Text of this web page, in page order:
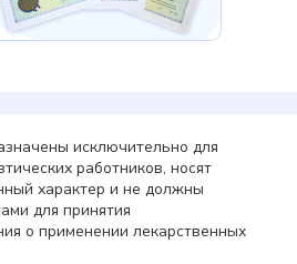
исключительно для
работников, носят
характер и не должны
для принятия
о применении лекарственных